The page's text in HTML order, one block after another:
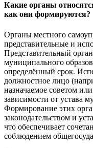
Какие органы
как они формируются?
Органы местного
представительные и
Представительный
муниципального
определённый срок.
должностное лицо
назначаемое советом
зависимости от устава
Формирование этих
законодательством и
что обеспечивает
соблюдением